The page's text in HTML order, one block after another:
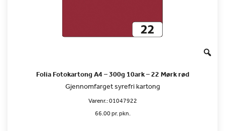
Folia Fotokartong A4 – 300g 10ark – 22 Mørk rød
Gjennomfarget syrefri kartong
Varenr.:01047922
66.00 pr. pkn.